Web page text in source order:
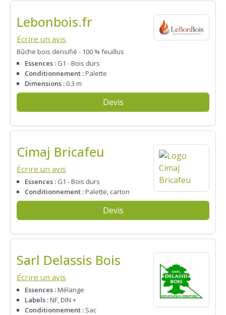
Lebonbois.fr
Écrire un avis
Bûche bois densifié - 100 % feuillus
Essences : G1 - Bois durs
Conditionnement :Palette
Dimensions : 0.3 m
Devis
Cimaj Bricafeu
Écrire un avis
Essences : G1 - Bois durs
Conditionnement :Palette, carton
Devis
Sarl Delassis Bois
Écrire un avis
Essences :Mélange
Labels :NF, DIN +
Conditionnement : Sac